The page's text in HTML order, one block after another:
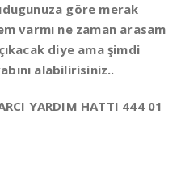
göre merak
varmı ne zaman arasam
diye ama şimdi
alabilirisiniz..
YARDIM HATTI 444 01